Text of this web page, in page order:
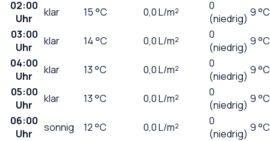
02:00
Uhr
klar 15°C 0,0L/m²
0
(niedrig) 9 °C
03:00
Uhr
klar 14°C 0,0L/m²
0
(niedrig) 9 °C
04:00
Uhr
klar 13°C 0,0L/m²
0
(niedrig) 9 °C
05:00
Uhr
klar 13°C 0,0L/m²
0
(niedrig) 9 °C
06:00
Uhr
sonnig 12°C 0,0L/m²
0
(niedrig) 9 °C